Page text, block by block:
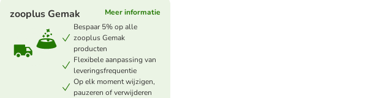
zooplus Gemak
Meer informatie
Bespaar 5% op alle
zooplus Gemak
producten
Flexibele aanpassing van
leveringsfrequentie
Op elk moment wijzigen,
pauzeren of verwijderen